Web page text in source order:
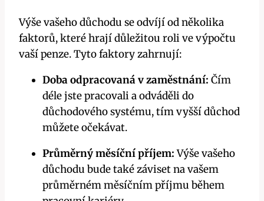
Výše vašeho důchodu se odvíjí od několika
faktorů, které hrají důležitou roli ve výpočtu
vaší penze. Tyto faktory zahrnují:
Doba odpracovaná v zaměstnání: Čím
déle jste pracovali a odváděli do
důchodového systému, tím vyšší důchod
můžete očekávat.
Průměrný měsíční příjem:Výše vašeho
důchodu bude také záviset na vašem
průměrném měsíčním příjmu během